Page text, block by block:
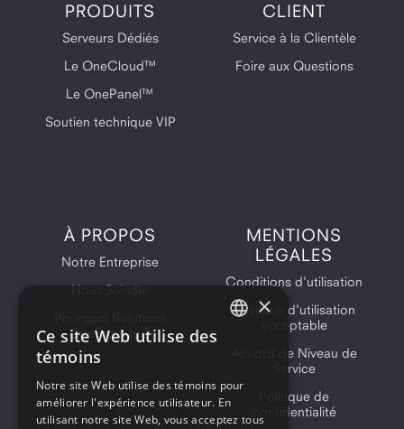
PRODUITS
Serveurs Dédiés
Le OneCloud™
Le OnePanel™
Soutien technique VIP
CLIENT
Service à la Clientèle
Foire aux Questions
À PROPOS
Notre Entreprise
Nous Joindre
OneProvider?
MENTIONS
LÉGALES
Conditions d'utilisation
Politique d'utilisation
acceptable
Accord de Niveau de
Service
Politique de
confidentialité
×
Ce site Web utilise des
témoins
Notre site Web utilise des témoins pour
améliorer l'expérience utilisateur. En
utilisant notre site Web, vous acceptez tous